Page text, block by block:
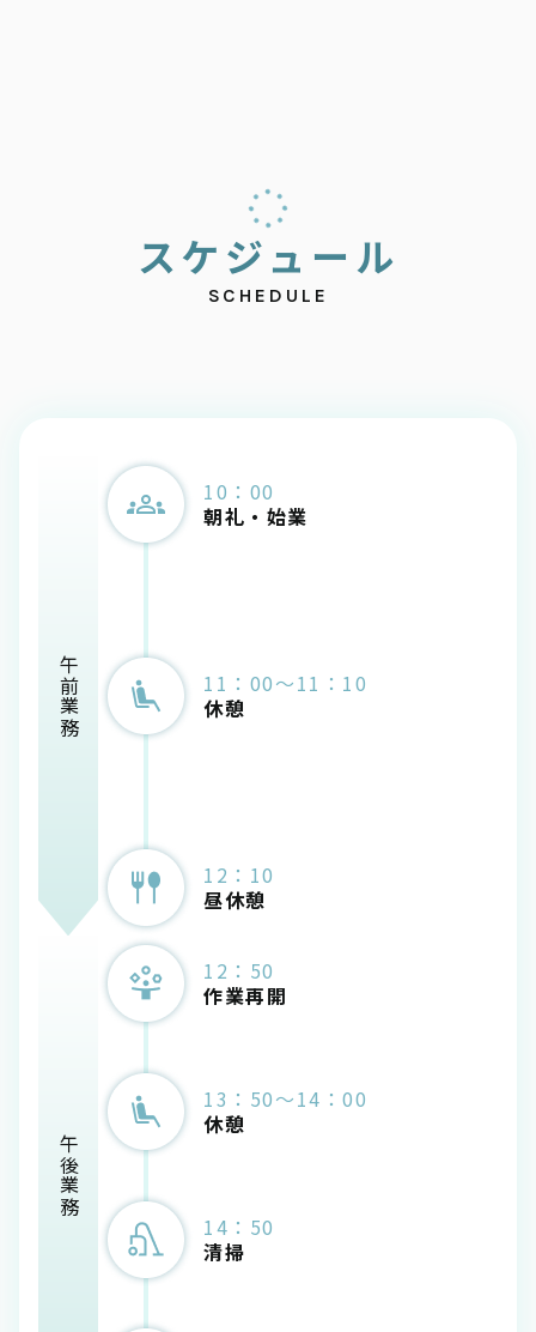
スケジュ ール
SCHEDULE
午前業務
10：00
朝礼・始業
11：00～11：10
休憩
12：10
昼休憩
午後業務
12：50
作業再開
13：50～14：00
休憩
14：50
清掃